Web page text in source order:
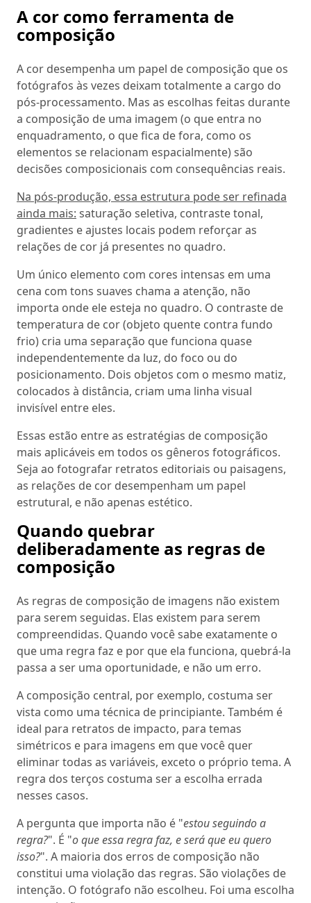
A cor como ferramenta de
composição
A cor desempenha um papel de composição que os
fotógrafos às vezes deixam totalmente a cargo do
pós-processamento. Mas as escolhas feitas durante
a composição de uma imagem (o que entra no
enquadramento, o que fica de fora, como os
elementos se relacionam espacialmente) são
decisões composicionais com consequências reais.
Na pós-produção, essa estrutura pode ser refinada
ainda mais: saturação seletiva, contraste tonal,
gradientes e ajustes locais podem reforçar as
relações de cor já presentes no quadro.
Um único elemento com cores intensas em uma
cena com tons suaves chama a atenção, não
importa onde ele esteja no quadro. O contraste de
temperatura de cor (objeto quente contra fundo
frio) cria uma separação que funciona quase
independentemente da luz, do foco ou do
posicionamento. Dois objetos com o mesmo matiz,
colocados à distância, criam uma linha visual
invisível entre eles.
Essas estão entre as estratégias de composição
mais aplicáveis em todos os gêneros fotográficos.
Seja ao fotografar retratos editoriais ou paisagens,
as relações de cor desempenham um papel
estrutural, e não apenas estético.
Quando quebrar
deliberadamente as regras de
composição
As regras de composição de imagens não existem
para serem seguidas. Elas existem para serem
compreendidas. Quando você sabe exatamente o
que uma regra faz e por que ela funciona, quebrá-la
passa a ser uma oportunidade, e não um erro.
A composição central, por exemplo, costuma ser
vista como uma técnica de principiante. Também é
ideal para retratos de impacto, para temas
simétricos e para imagens em que você quer
eliminar todas as variáveis, exceto o próprio tema. A
regra dos terços costuma ser a escolha errada
nesses casos.
A pergunta que importa não é "estou seguindo a
regra?". É "o que essa regra faz, e será que eu quero
isso?". A maioria dos erros de composição não
constitui uma violação das regras. São violações de
intenção. O fotógrafo não escolheu. Foi uma escolha